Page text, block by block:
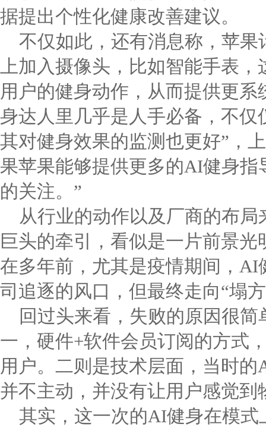
据提出个性化健康改善建议。
不仅如此，还有消息称，苹
上加入摄像头，比如智能手表，
用户的健身动作，从而提供更系
身达人里几乎是人手必备，不仅
其对健身效果的监测也更好”，
果苹果能够提供更多的AI健身指
的关注。”
从行业的动作以及厂商的布
巨头的牵引，看似是一片前景
在多年前，尤其是疫情期间，AI
司追逐的风口，但最终走向“塌
回过头来看，失败的原因很
一，硬件+软件会员订阅的方式
用户。二则是技术层面，当时
并不主动，并没有让用户感觉到
其实，这一次的AI健身在模